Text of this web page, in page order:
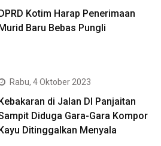
DPRD Kotim Harap Penerimaan
Murid Baru Bebas Pungli
Rabu, 4 Oktober 2023
Kebakaran di Jalan DI Panjaitan
Diduga Gara-Gara Kompor
Kayu Ditinggalkan Menyala